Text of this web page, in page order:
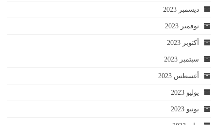
ديسمبر 2023
نوفمبر 2023
أكتوبر 2023
سبتمبر 2023
أغسطس 2023
يوليو 2023
يونيو 2023